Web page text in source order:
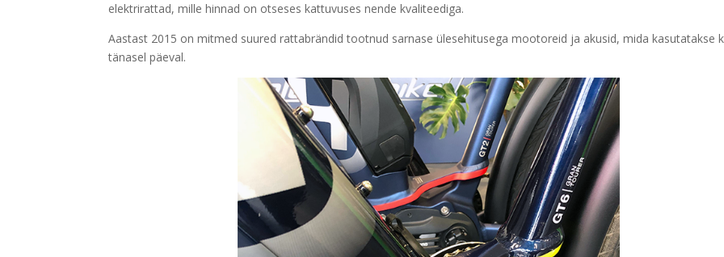
elektrirattad, mille hinnad on otseses kattuvuses nende kvaliteediga.
Aastast 2015 on mitmed suured rattabrändid tootnud sarnase ülesehitusega mootoreid ja akusid, mida kasutatakse
tänasel päeval.